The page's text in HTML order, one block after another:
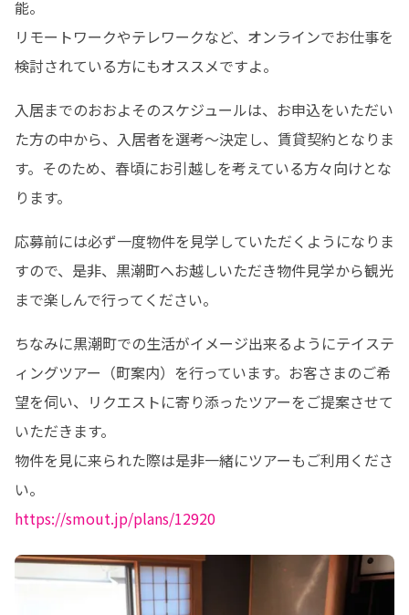
能。
リモートワークやテレワークなど、オンラインでお仕事を
検討されている方にもオススメですよ。
入居までのおおよそのスケジュールは、お申込をいただい
た方の中から、入居者を選考～決定し、賃貸契約となりま
す。そのため、春頃にお引越しを考えている方々向けとな
ります。
応募前には必ず一度物件を見学していただくようになりま
すので、是非、黒潮町へお越しいただき物件見学から観光
まで楽しんで行ってください。
ちなみに黒潮町での生活がイメージ出来るようにテイステ
ィングツアー（町案内）を行っています。お客さまのご希
望を伺い、リクエストに寄り添ったツアーをご提案させて
いただきます。
物件を見に来られた際は是非一緒にツアーもご利用くださ
https://smout.jp/plans/12920